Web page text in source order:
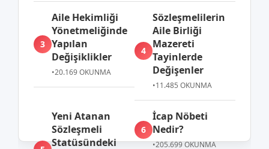
3
Aile Hekimliği
Yönetmeliğinde
Yapılan
Değişiklikler
•20.169 OKUNMA
4
Sözleşmelilerin
Aile Birliği
Mazereti
Tayinlerde
Değişenler
•11.485 OKUNMA
Yeni Atanan
Sözleşmeli
Statüsündeki
6
İcap Nöbeti
Nedir?
•205.699 OKUNMA